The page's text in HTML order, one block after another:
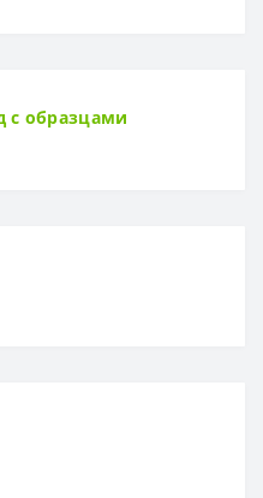
с образцами